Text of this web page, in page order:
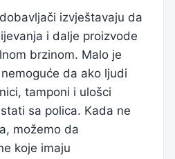
izvještavaju da
i dalje proizvode
brzinom. Malo je
da ako ljudi
tamponi i ulošci
sa polica. Kada ne
možemo da
koje imaju